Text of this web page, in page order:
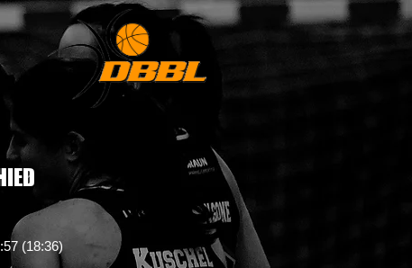
(18:36)